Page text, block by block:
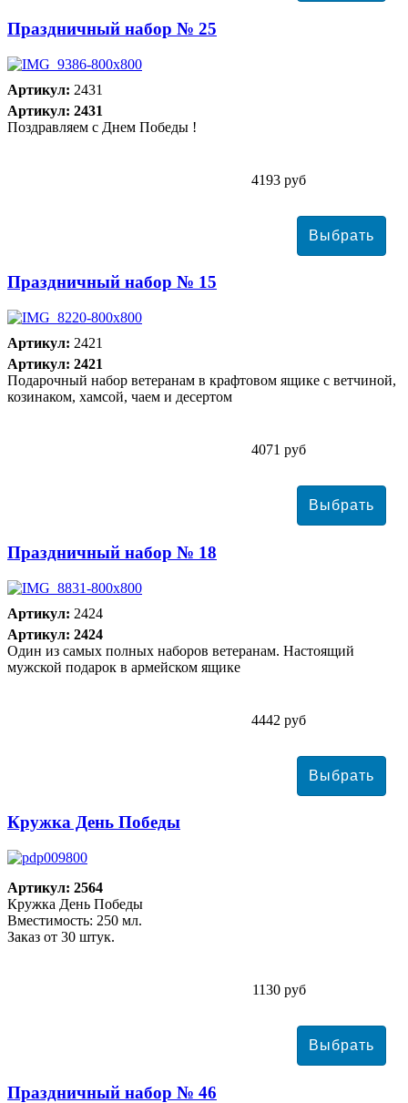
Праздничный набор № 25
Артикул: 2431
Артикул: 2431
Поздравляем с Днем Победы !
4193 руб
Праздничный набор № 15
Артикул: 2421
Артикул: 2421
Подарочный набор ветеранам в крафтовом ящике с ветчиной,
козинаком, хамсой, чаем и десертом
4071 руб
Праздничный набор № 18
Артикул: 2424
Артикул: 2424
Один из самых полных наборов ветеранам. Настоящий
мужской подарок в армейском ящике
4442 руб
Кружка День Победы
Артикул: 2564
Кружка День Победы
Вместимость: 250 мл.
Заказ от 30 штук.
1130 руб
Праздничный набор № 46